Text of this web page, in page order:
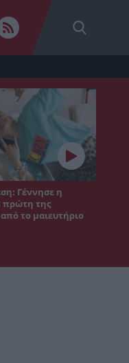
Γέννησε η
πρώτη της
το μαιευτήριο